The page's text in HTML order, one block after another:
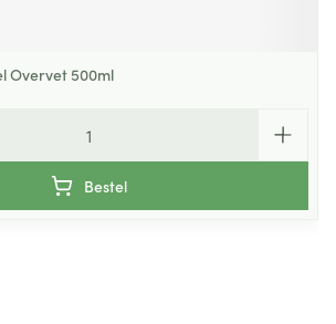
Overvet 500ml
Bestel